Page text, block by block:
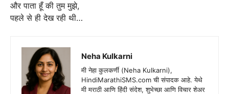
और पाता हूँ की तुम मुझे,
पहले से ही देख रही थी…
Neha Kulkarni
मी नेहा कुलकर्णी (Neha Kulkarni),
HindiMarathiSMS.com ची संपादक आहे. येथे
मी मराठी आणि हिंदी संदेश, शुभेच्छा आणि विचार शेअर